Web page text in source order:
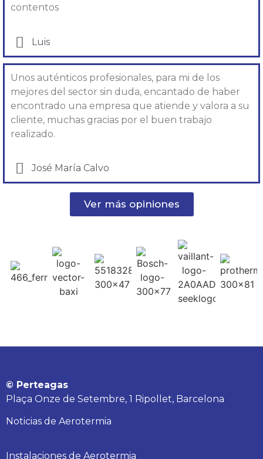
contentos
Luis
Unos auténticos profesionales, para mi de los
mejores del sector sin duda, encantado de haber
encontrado una empresa que atiende y valora a su
cliente, muchas gracias por el buen trabajo
realizado.
José María Calvo
Ver más opiniones
© Perteagas
Plaça Onze de Setembre, 1 Ripollet, Barcelona
Noticias de Aerotermia
Instalaciones de Aerotermia